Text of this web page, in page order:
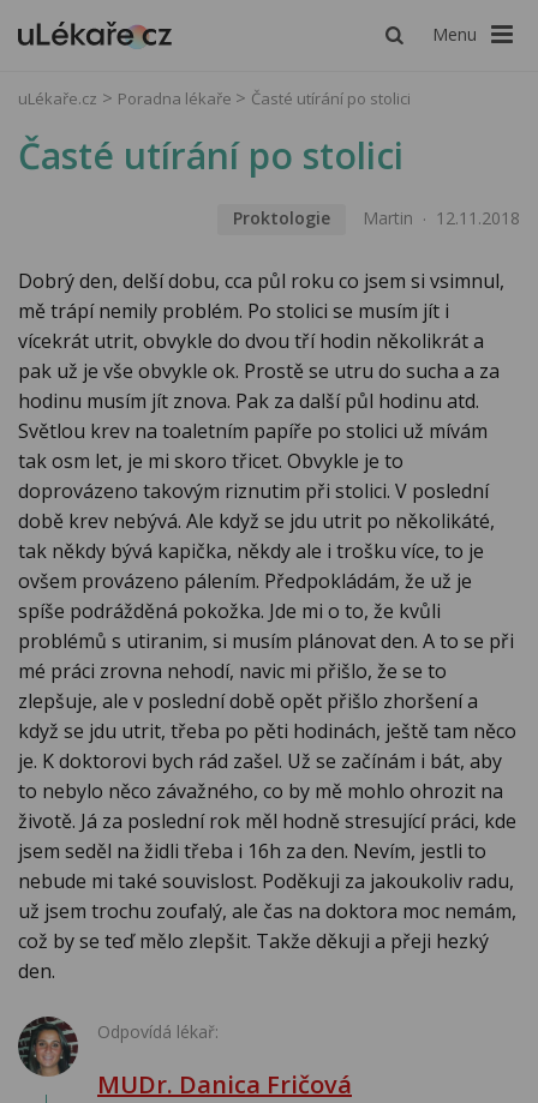
Menu
uLékaře.cz Poradna lékaře Časté utírání po stolici
Časté utírání po stolici
Proktologie Martin 12.11.2018
Dobrý den, delší dobu, cca půl roku co jsem si vsimnul,
mě trápí nemily problém. Po stolici se musím jít i
vícekrát utrit, obvykle do dvou tří hodin několikrát a
pak už je vše obvykle ok. Prostě se utru do sucha a za
hodinu musím jít znova. Pak za další půl hodinu atd.
Světlou krev na toaletním papíře po stolici už mívám
tak osm let, je mi skoro třicet. Obvykle je to
doprovázeno takovým riznutim při stolici. V poslední
době krev nebývá. Ale když se jdu utrit po několikáté,
tak někdy bývá kapička, někdy ale i trošku více, to je
ovšem provázeno pálením. Předpokládám, že už je
spíše podrážděná pokožka. Jde mi o to, že kvůli
problémů s utiranim, si musím plánovat den. A to se při
mé práci zrovna nehodí, navic mi přišlo, že se to
zlepšuje, ale v poslední době opět přišlo zhoršení a
když se jdu utrit, třeba po pěti hodinách, ještě tam něco
je. K doktorovi bych rád zašel. Už se začínám i bát, aby
to nebylo něco závažného, co by mě mohlo ohrozit na
životě. Já za poslední rok měl hodně stresující práci, kde
jsem seděl na židli třeba i 16h za den. Nevím, jestli to
nebude mi také souvislost. Poděkuji za jakoukoliv radu,
už jsem trochu zoufalý, ale čas na doktora moc nemám,
což by se teď mělo zlepšit. Takže děkuji a přeji hezký
den.
Odpovídá lékař:
MUDr. Danica Fričová